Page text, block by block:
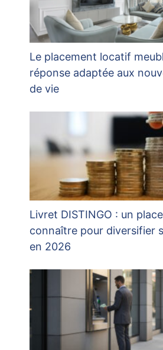
Le placement locatif
réponse adaptée aux
de vie
Livret DISTINGO : un
connaître pour diversifier
en 2026